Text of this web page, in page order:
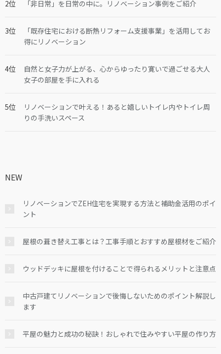
「非日常」を日常の中に。リノベーション事例をご紹介
「既存住宅における断熱リフォーム支援事業」を活用してお
得にリノベーション
自然と女子力が上がる、心からゆったり寛いで過ごせる大人
女子の部屋を手に入れる
リノベーションで叶える！あると嬉しいトイレ内やトイレ周
りの手洗いスペース
NEW
リノベーションでZEH住宅を実現する方法と補助金活用のポイ
ント
屋根の葺き替え工事とは？工事手順とおすすめ屋根材をご紹介
ウッドデッキに屋根を付けることで得られるメリットと注意点
中古戸建てリノベーションで後悔しないためのポイント解説し
ます
平屋の魅力と成功の秘訣！おしゃれで住みやすい平屋の作り方